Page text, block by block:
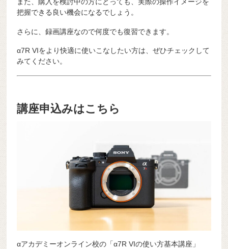
把握できる良い機会になるでしょう。
さらに、録画講座なので何度でも復習できます。
α7R VIをより快適に使いこなしたい方は、ぜひチェックして
みてください。
講座申込みはこちら
αアカデミーオンライン校の「α7R VIの使い方基本講座」